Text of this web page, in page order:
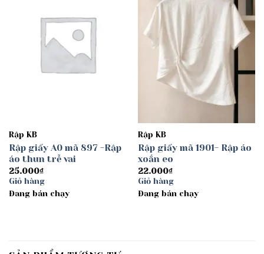
Rập KB
Rập giấy A0 mã 897 -Rập
áo thun trễ vai
25.000₫
Giỏ hàng
Đang bán chạy
wishlist
Rập KB
Rập giấy mã 1901- Rập áo
xoắn eo
22.000₫
Giỏ hàng
Đang bán chạy